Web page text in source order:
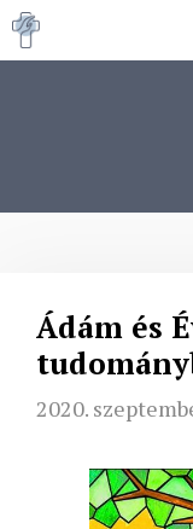
Kilépés
a
Ádám és
2020.